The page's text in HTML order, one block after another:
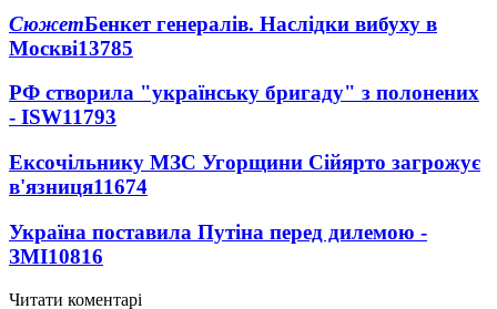
СюжетБенкет генералів. Наслідки вибуху в
Москві13785
РФ створила "українську бригаду" з полонених
- ISW11793
Ексочільнику МЗС Угорщини Сійярто загрожує
в'язниця11674
Україна поставила Путіна перед дилемою -
ЗМІ10816
Читати коментарі